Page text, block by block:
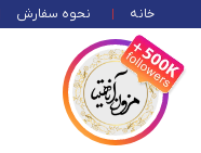
خانه نحوه سفارش